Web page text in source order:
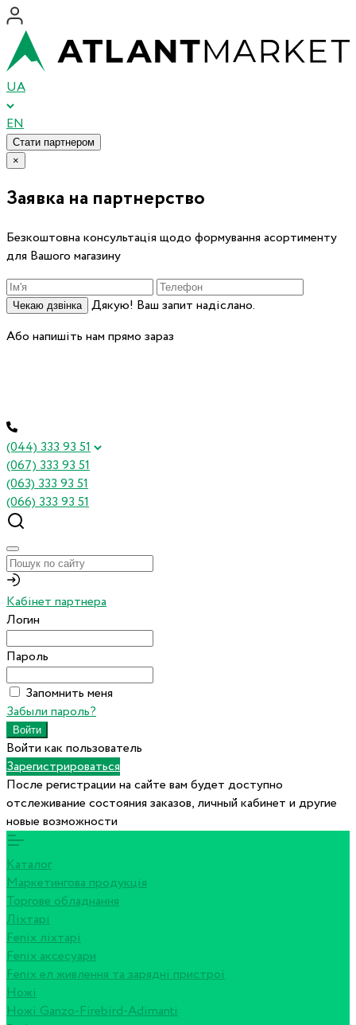
UA
EN
Стати партнером
×
Заявка на партнерство
Безкоштовна консультація щодо формування асортименту
для Вашого магазину
Чекаю дзвінка
Дякую! Ваш запит надіслано.
Або напишіть нам прямо зараз
(044) 333 93 51
(067) 333 93 51
(063) 333 93 51
(066) 333 93 51
Кабінет партнера
Логин
Пароль
Запомнить меня
Забыли пароль?
Войти как пользователь
Зарегистрироваться
После регистрации на сайте вам будет доступно
отслеживание состояния заказов, личный кабинет и другие
новые возможности
Каталог
Маркетингова продукція
Торгове обладнання
Ліхтарі
Fenix ліхтарі
Fenix аксесуари
Fenix ел живлення та зарядні пристрої
Ножі
Ножі Ganzo-Firebird-Adimanti